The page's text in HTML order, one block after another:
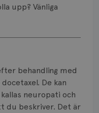
upp? Vänliga
behandling med
De kan
neuropati och
du beskriver. Det är